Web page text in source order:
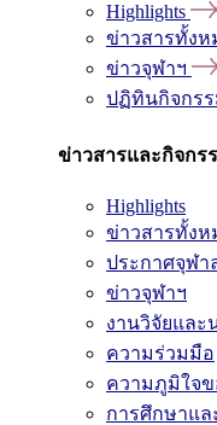
Highlights
ข่าวสารทั้งห
ข่าวจุฬาฯ
ปฏิทินกิจกรร
ข่าวสารและกิจกร
Highlights
ข่าวสารทั้งห
ประกาศจุฬ
ข่าวจุฬาฯ
งานวิจัยและ
ความร่วมมือ
ความภูมิใจข
การศึกษาแ